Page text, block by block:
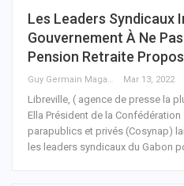
Les Leaders Syndicaux
Gouvernement À Ne
Pension Retraite
Guy Germain Maganga Nziengui Mar 13, 2022
Libreville, ( agence de presse la
Ella Président de la
parapublics et privés (Cosynap)
les leaders syndicaux du Gabon